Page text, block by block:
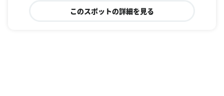
このスポットの詳細を見る